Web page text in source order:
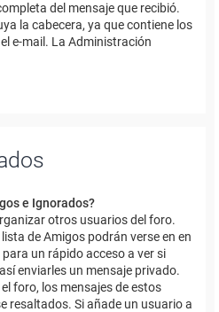
del mensaje que recibió.
la cabecera, ya que contiene los
e-mail. La Administración
e Ignorados?
otros usuarios del foro.
de Amigos podrán verse en en
un rápido acceso a ver si
enviarles un mensaje privado.
foro, los mensajes de estos
resaltados. Si añade un usuario a